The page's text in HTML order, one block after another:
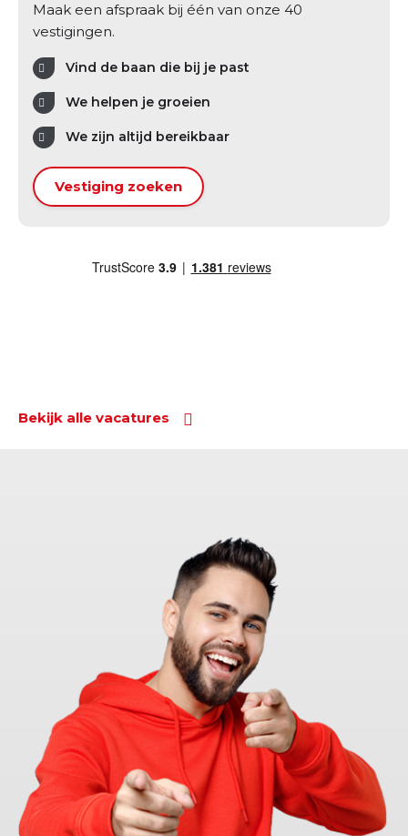
Maak een afspraak bij één van onze 40
vestigingen.
Vind de baan die bij je past
We helpen je groeien
We zijn altijd bereikbaar
Vestiging zoeken
Bekijk alle vacatures